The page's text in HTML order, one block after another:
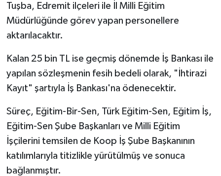
Tuşba, Edremit ilçeleri ile İl Milli Eğitim
Müdürlüğünde görev yapan personellere
aktarılacaktır.
Kalan 25 bin TL ise geçmiş dönemde İş Bankası ile
yapılan sözleşmenin fesih bedeli olarak, "İhtirazi
Kayıt" şartıyla İş Bankası'na ödenecektir.
Süreç, Eğitim-Bir-Sen, Türk Eğitim-Sen, Eğitim İş,
Eğitim-Sen Şube Başkanları ve Milli Eğitim
İşçilerini temsilen de Koop İş Şube Başkanının
katılımlarıyla titizlikle yürütülmüş ve sonuca
bağlanmıştır.